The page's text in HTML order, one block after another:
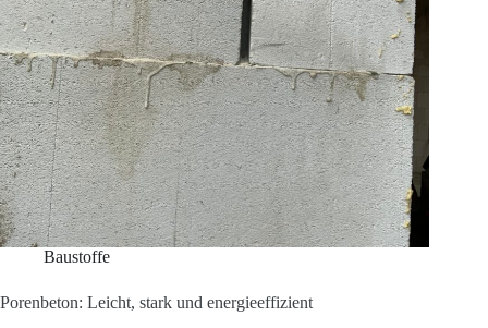
Baustoffe
Porenbeton: Leicht, stark und energieeffizient